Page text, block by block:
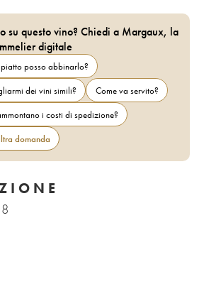
su questo vino? Chiedi a Margaux, la
digitale
posso abbinarlo?
dei vini simili?
Come va servito?
i costi di spedizione?
domanda